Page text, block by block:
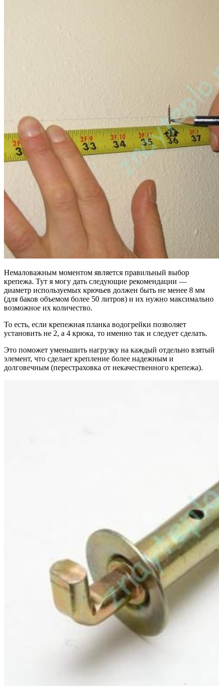
Немаловажным моментом является правильный выбор
крепежа. Тут я могу дать следующие рекомендации —
диаметр используемых крючьев должен быть не менее 8 мм
(для баков объемом более 50 литров) и их нужно максимально
возможное их количество.
То есть, если крепежная планка водогрейки позволяет
установить не 2, а 4 крюка, то именно так и следует сделать.
Это поможет уменьшить нагрузку на каждый отдельно взятый
элемент, что сделает крепление более надежным и
долговечным (перестраховка от некачественного крепежа).